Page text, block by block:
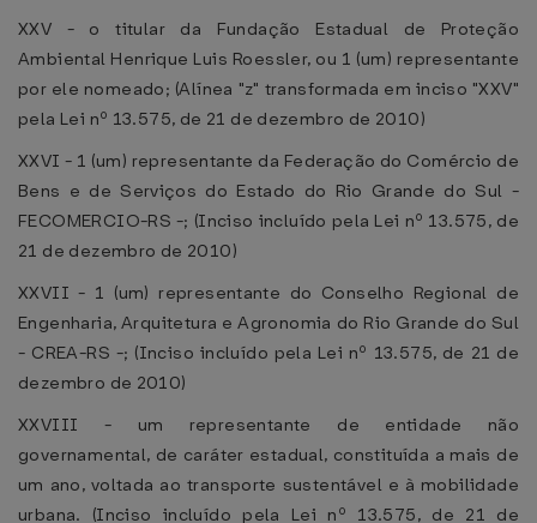
XXV - o titular da Fundação Estadual de Proteção
Ambiental Henrique Luis Roessler, ou 1 (um) representante
por ele nomeado; (Alínea "z" transformada em inciso "XXV"
pela Lei nº 13.575, de 21 de dezembro de 2010)
XXVI - 1 (um) representante da Federação do Comércio de
Bens e de Serviços do Estado do Rio Grande do Sul -
FECOMERCIO-RS -; (Inciso incluído pela Lei nº 13.575, de
21 de dezembro de 2010)
XXVII - 1 (um) representante do Conselho Regional de
Engenharia, Arquitetura e Agronomia do Rio Grande do Sul
- CREA-RS -; (Inciso incluído pela Lei nº 13.575, de 21 de
dezembro de 2010)
XXVIII - um representante de entidade não
governamental, de caráter estadual, constituída a mais de
um ano, voltada ao transporte sustentável e à mobilidade
urbana. (Inciso incluído pela Lei nº 13.575, de 21 de